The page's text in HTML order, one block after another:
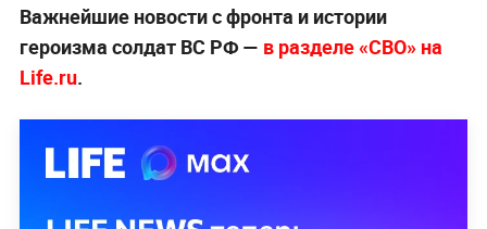
Важнейшие новости с фронта и истории
героизма солдат ВС РФ — в разделе «СВО» на
Life.ru.